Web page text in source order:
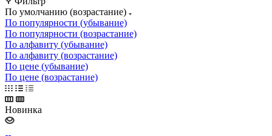
По умолчанию (возрастание)
По популярности (убывание)
По популярности (возрастание)
По алфавиту (убывание)
По алфавиту (возрастание)
По цене (убывание)
По цене (возрастание)
Новинка